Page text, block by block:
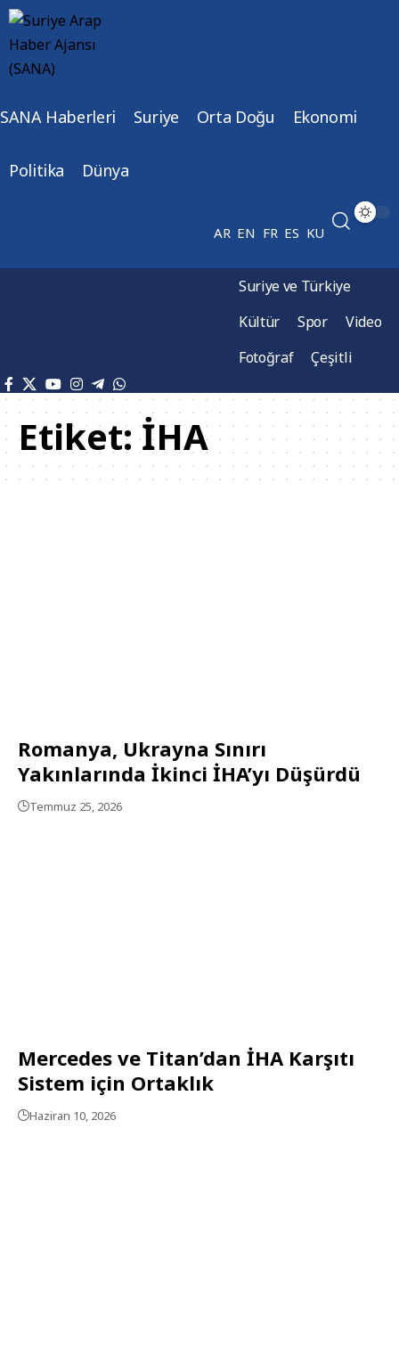
SANA Haberleri Suriye Orta Doğu Ekonomi
Politika Dünya
AR EN FR ES KU
Suriye ve Türkiye
Kültür
Spor
Video
Fotoğraf
Çeşitli
Etiket:İHA
Romanya, Ukrayna Sınırı
Yakınlarında İkinci İHA’yı Düşürdü
Temmuz 25, 2026
Mercedes ve Titan’dan İHA Karşıtı
Sistem için Ortaklık
Haziran 10, 2026